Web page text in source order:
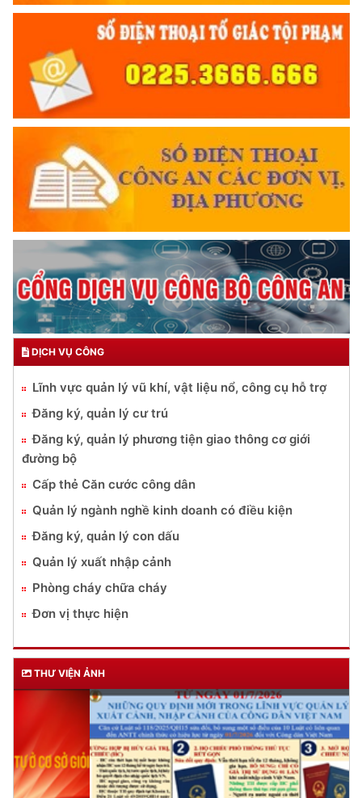
DỊCH VỤ CÔNG
Lĩnh vực quản lý vũ khí, vật liệu nổ, công cụ hỗ trợ
Đăng ký, quản lý cư trú
Đăng ký, quản lý phương tiện giao thông cơ giới
đường bộ
Cấp thẻ Căn cước công dân
Quản lý ngành nghề kinh doanh có điều kiện
Đăng ký, quản lý con dấu
Quản lý xuất nhập cảnh
Phòng cháy chữa cháy
Đơn vị thực hiện
THƯ VIỆN ẢNH